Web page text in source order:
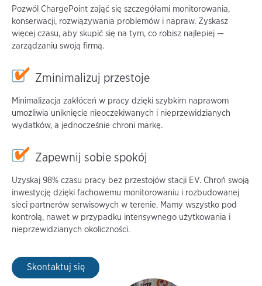
Pozwól ChargePoint zająć się szczegółami monitorowania,
konserwacji, rozwiązywania problemów i napraw. Zyskasz
więcej czasu, aby skupić się na tym, co robisz najlepiej —
zarządzaniu swoją firmą.
Zminimalizuj przestoje
Minimalizacja zakłóceń w pracy dzięki szybkim naprawom
umożliwia uniknięcie nieoczekiwanych i nieprzewidzianych
wydatków, a jednocześnie chroni markę.
Zapewnij sobie spokój
Uzyskaj 98% czasu pracy bez przestojów stacji EV. Chroń swoją
inwestycję dzięki fachowemu monitorowaniu i rozbudowanej
sieci partnerów serwisowych w terenie. Mamy wszystko pod
kontrolą, nawet w przypadku intensywnego użytkowania i
nieprzewidzianych okoliczności.
Skontaktuj się